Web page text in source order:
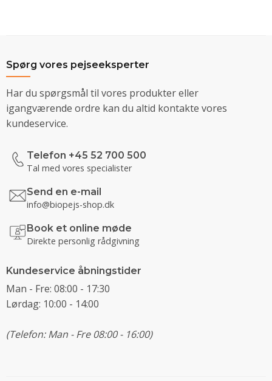
Spørg vores pejseeksperter
Har du spørgsmål til vores produkter eller
igangværende ordre kan du altid kontakte vores
kundeservice.
Telefon +45 52 700 500
Tal med vores specialister
Send en e-mail
info@biopejs-shop.dk
Book et online møde
Direkte personlig rådgivning
Kundeservice åbningstider
Man - Fre: 08:00 - 17:30
Lørdag: 10:00 - 14:00
(Telefon: Man - Fre 08:00 - 16:00)